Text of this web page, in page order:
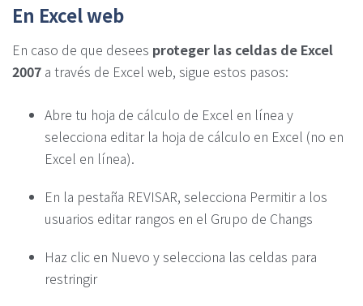
En Excel web
En caso de que desees proteger las celdas de Excel
2007 a través de Excel web, sigue estos pasos:
Abre tu hoja de cálculo de Excel en línea y
selecciona editar la hoja de cálculo en Excel (no en
Excel en línea).
En la pestaña REVISAR, selecciona Permitir a los
usuarios editar rangos en el Grupo de Changs
Haz clic en Nuevo y selecciona las celdas para
restringir